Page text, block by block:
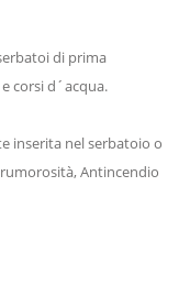
di prima
corsi d´acqua.
inserita nel serbatoio o
Antincendio